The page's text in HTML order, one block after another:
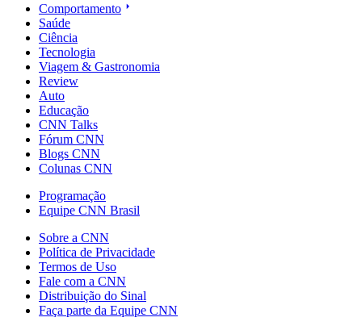
Comportamento
Saúde
Ciência
Tecnologia
Viagem & Gastronomia
Review
Auto
Educação
CNN Talks
Fórum CNN
Blogs CNN
Colunas CNN
Programação
Equipe CNN Brasil
Sobre a CNN
Política de Privacidade
Termos de Uso
Fale com a CNN
Distribuição do Sinal
Faça parte da Equipe CNN